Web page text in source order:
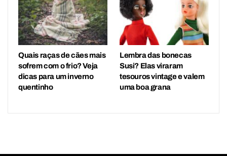
Quais raças de cães mais
sofrem com o frio? Veja
dicas para um inverno
quentinho
Lembra das bonecas
Susi? Elas viraram
tesouros vintage e valem
uma boa grana